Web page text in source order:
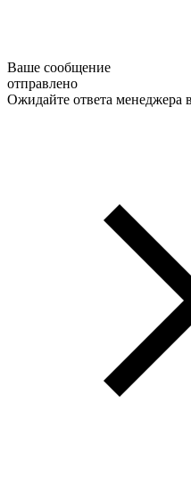
Ваше сообщение
отправлено
Ожидайте ответа менеджера